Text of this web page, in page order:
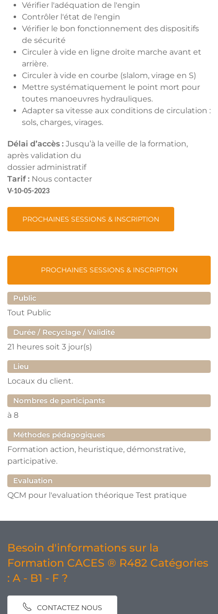
Vérifier l'adéquation de l'engin
Contrôler l'état de l'engin
Vérifier le bon fonctionnement des dispositifs
de sécurité
Circuler à vide en ligne droite marche avant et
arrière.
Circuler à vide en courbe (slalom, virage en S)
Mettre systématiquement le point mort pour
toutes manoeuvres hydrauliques.
Adapter sa vitesse aux conditions de circulation :
sols, charges, virages.
Délai d’accès : Jusqu’à la veille de la formation,
après validation du
dossier administratif
Tarif : Nous contacter
V-10-05-2023
PROCHAINES SESSIONS & INSCRIPTION
PROCHAINES SESSIONS & INSCRIPTION
Public
Tout Public
Durée / Recyclage / Validité
21 heures soit 3 jour(s)
Lieu
Locaux du client.
Nombres de participants
à 8
Méthodes pédagogiques
Formation action, heuristique, démonstrative,
participative.
Evaluation
QCM pour l'evaluation théorique Test pratique
Besoin d'informations sur la
Formation CACES ® R482 Catégories
: A - B1 - F ?
CONTACTEZ NOUS